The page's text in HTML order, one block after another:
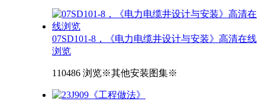
07SD101-8，《电力电缆井设计与安装》高清在线
浏览
110486 浏览※其他安装图集※